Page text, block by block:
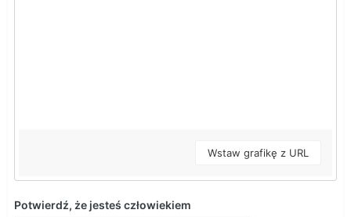
Wstaw grafikę z URL
Potwierdź, że jesteś człowiekiem